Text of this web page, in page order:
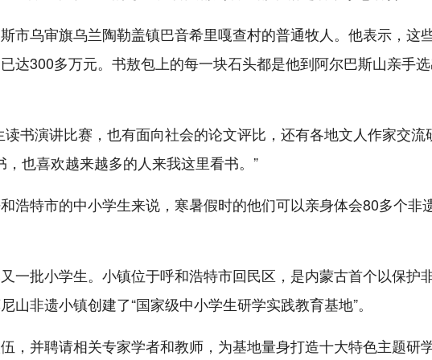
市乌审旗乌兰陶勒盖镇巴音希里嘎查村的普通牧人。他表示，这
达300多万元。书敖包上的每一块石头都是他到阿尔巴斯山亲手选
书演讲比赛，也有面向社会的论文评比，还有各地文人作家交流
，也喜欢越来越多的人来我这里看书。”
特市的中小学生来说，寒暑假时的他们可以亲身体会80多个非
一批小学生。小镇位于呼和浩特市回民区，是内蒙古首个以保护
非遗小镇创建了“国家级中小学生研学实践教育基地”。
，并聘请相关专家学者和教师，为基地量身打造十大特色主题研